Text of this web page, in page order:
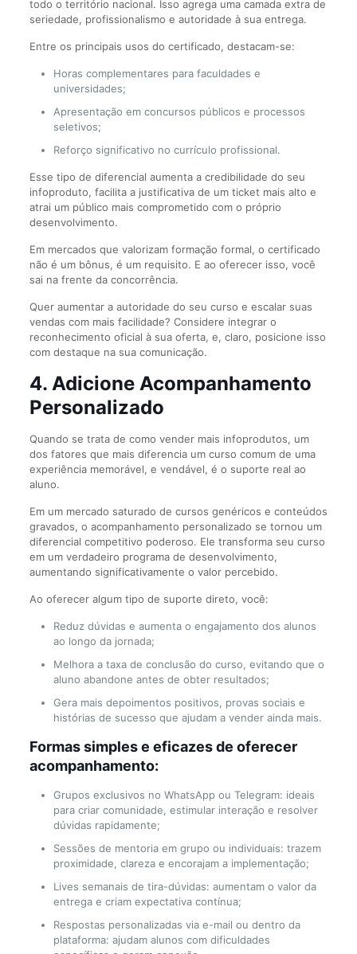
todo o território nacional. Isso agrega uma camada extra de
seriedade, profissionalismo e autoridade à sua entrega.
Entre os principais usos do certificado, destacam-se:
Horas complementares para faculdades e
universidades;
Apresentação em concursos públicos e processos
seletivos;
Reforço significativo no currículo profissional.
Esse tipo de diferencial aumenta a credibilidade do seu
infoproduto, facilita a justificativa de um ticket mais alto e
atrai um público mais comprometido com o próprio
desenvolvimento.
Em mercados que valorizam formação formal, o certificado
não é um bônus, é um requisito. E ao oferecer isso, você
sai na frente da concorrência.
Quer aumentar a autoridade do seu curso e escalar suas
vendas com mais facilidade? Considere integrar o
reconhecimento oficial à sua oferta, e, claro, posicione isso
com destaque na sua comunicação.
4. Adicione Acompanhamento
Personalizado
Quando se trata de como vender mais infoprodutos, um
dos fatores que mais diferencia um curso comum de uma
experiência memorável, e vendável, é o suporte real ao
aluno.
Em um mercado saturado de cursos genéricos e conteúdos
gravados, o acompanhamento personalizado se tornou um
diferencial competitivo poderoso. Ele transforma seu curso
em um verdadeiro programa de desenvolvimento,
aumentando significativamente o valor percebido.
Ao oferecer algum tipo de suporte direto, você:
Reduz dúvidas e aumenta o engajamento dos alunos
ao longo da jornada;
Melhora a taxa de conclusão do curso, evitando que o
aluno abandone antes de obter resultados;
Gera mais depoimentos positivos, provas sociais e
histórias de sucesso que ajudam a vender ainda mais.
Formas simples e eficazes de oferecer
acompanhamento:
Grupos exclusivos no WhatsApp ou Telegram: ideais
para criar comunidade, estimular interação e resolver
dúvidas rapidamente;
Sessões de mentoria em grupo ou individuais: trazem
proximidade, clareza e encorajam a implementação;
Lives semanais de tira-dúvidas: aumentam o valor da
entrega e criam expectativa contínua;
Respostas personalizadas via e-mail ou dentro da
plataforma: ajudam alunos com dificuldades